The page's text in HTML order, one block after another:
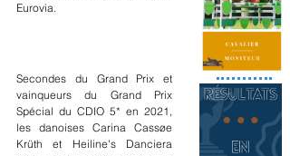
Eurovia.
Secondes du Grand Prix et
vainqueurs du Grand Prix
Spécial du CDIO 5* en 2021,
les danoises Carina Cassøe
Krüth et Heiline's Danciera